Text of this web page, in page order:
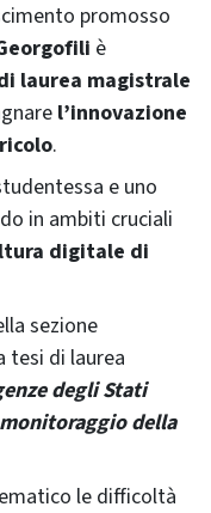
promosso
è
laurea magistrale
l’innovazione
.
e uno
in ambiti cruciali
digitale di
sezione
tesi di laurea
degli Stati
della
le difficoltà